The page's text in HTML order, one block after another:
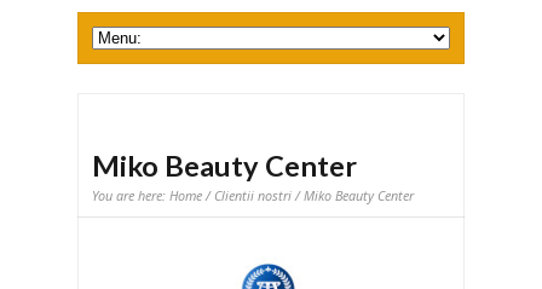
Miko Beauty Center
You are here: Home/ Clientii nostri/ Miko Beauty Center